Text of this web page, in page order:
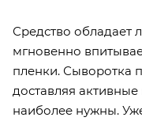
Средство обладает
мгновенно
пленки. Сыворотка
доставляя
наиболее нужны.